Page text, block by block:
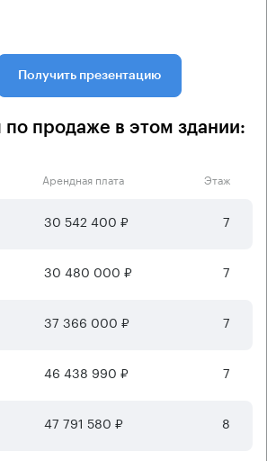
Получить презентацию
продаже в этом здании:
Арендная плата Этаж
30 542 400 ₽ 7
30 480 000 ₽ 7
37 366 000 ₽ 7
46 438 990 ₽ 7
47 791 580 ₽ 8